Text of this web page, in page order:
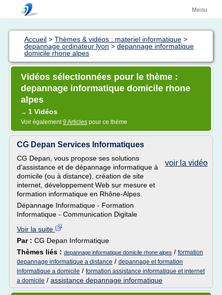
Menu
Accueil > Thèmes & vidéos : materiel informatique >
depannage ordinateur lyon > depannage informatique
domicile rhone alpes
Vidéos sélectionnées pour le thème :
depannage informatique domicile rhone
alpes
→ 1 Vidéos
Voir également9 Articles pour ce thème
CG Depan Services Informatiques
voir la vidéo
CG Depan, vous propose ses solutions
d’assistance et de dépannage informatique à
domicile (ou à distance), création de site
internet, développement Web sur mesure et
formation informatique en Rhône-Alpes.
Dépannage Informatique - Formation
Informatique - Communication Digitale
Voir la suite
Par : CG Depan Informatique
Thèmes liés : depannage informatique domicile rhone alpes / formation
depannage informatique a distance / depannage et formation
informatique a domicile / formation assistance informatique et internet
a domicile / assistance depannage informatique